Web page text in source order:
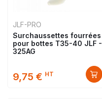
JLF-PRO
Surchaussettes fourrées
pour bottes T35-40 JLF -
325AG
9,75 € HT